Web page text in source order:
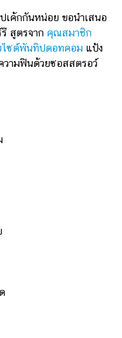
เค้กกันหน่อย ขอนำเสนอ
สูตรจาก คุณสมาชิก
ไซต์พันทิปดอทคอม แป้ง
วามฟินด้วยซอสสตรอว์